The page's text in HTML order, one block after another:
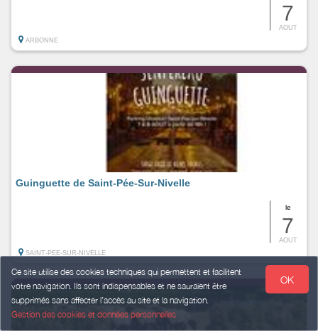
Ce site utilise des cookies techniques qui permettent et facilitent
votre navigation. Ils sont indispensables et ne sauraient être
supprimés sans affecter l’accès au site et la navigation.
Gestion des cookies et données personnelles
OK
7
AOUT
ARBONNE
le
7
AOUT
Guinguette de Saint-Pée-Sur-Nivelle
SAINT-PEE-SUR-NIVELLE